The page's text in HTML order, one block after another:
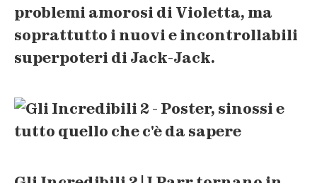
problemi amorosi di Violetta, ma
soprattutto i nuovi e incontrollabili
superpoteri di Jack-Jack.